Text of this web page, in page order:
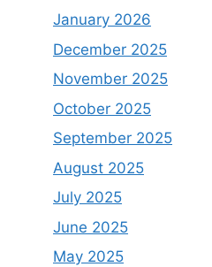
January 2026
December 2025
November 2025
October 2025
September 2025
August 2025
July 2025
June 2025
May 2025